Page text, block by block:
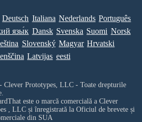
Deutsch Italiana Nederlands Português
язы́к Dansk Svenska Suomi Norsk
Slovenský Magyar Hrvatski
Latvijas eesti
Clever Prototypes, LLC - Toate drepturile
este o marcă comercială a Clever
, LLCși înregistrată la Oficiul de brevete și
din SUA